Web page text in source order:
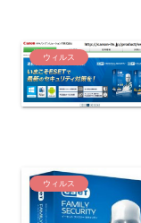
ウィルス
ウィルス